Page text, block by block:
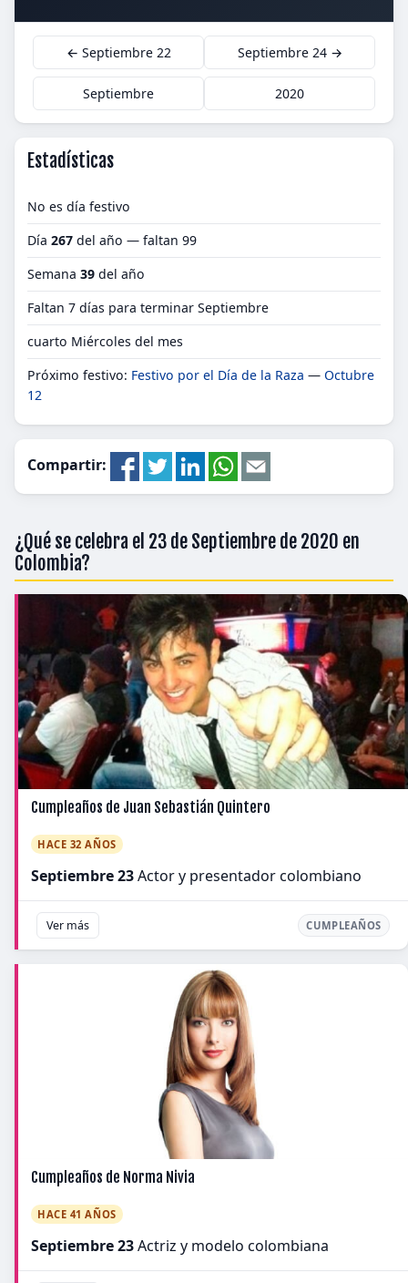
← Septiembre 22 Septiembre 24 →
Septiembre 2020
Estadísticas
No es día festivo
Día 267 del año — faltan 99
Semana 39 del año
Faltan 7 días para terminar Septiembre
cuarto Miércoles del mes
Próximo festivo: Festivo por el Día de la Raza — Octubre
12
Compartir:
¿Qué se celebra el 23 de Septiembre de 2020 en
Colombia?
Cumpleaños de Juan Sebastián Quintero
HACE 32 AÑOS
Septiembre 23Actor y presentador colombiano
Ver más CUMPLEAÑOS
Cumpleaños de Norma Nivia
HACE 41 AÑOS
Septiembre 23Actriz y modelo colombiana